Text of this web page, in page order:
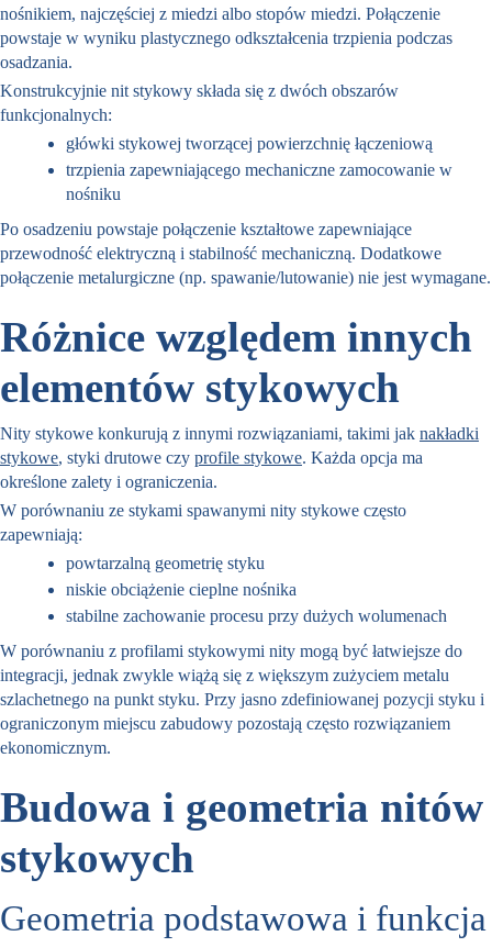
nośnikiem, najczęściej z miedzi albo stopów miedzi. Połączenie
powstaje w wyniku plastycznego odkształcenia trzpienia podczas
osadzania.
Konstrukcyjnie nit stykowy składa się z dwóch obszarów
funkcjonalnych:
główki stykowej tworzącej powierzchnię łączeniową
trzpienia zapewniającego mechaniczne zamocowanie w
nośniku
Po osadzeniu powstaje połączenie kształtowe zapewniające
przewodność elektryczną i stabilność mechaniczną. Dodatkowe
połączenie metalurgiczne (np. spawanie/lutowanie) nie jest wymagane.
Różnice względem innych
elementów stykowych
Nity stykowe konkurują z innymi rozwiązaniami, takimi jak nakładki
stykowe, styki drutowe czy profile stykowe. Każda opcja ma
określone zalety i ograniczenia.
W porównaniu ze stykami spawanymi nity stykowe często
zapewniają:
powtarzalną geometrię styku
niskie obciążenie cieplne nośnika
stabilne zachowanie procesu przy dużych wolumenach
W porównaniu z profilami stykowymi nity mogą być łatwiejsze do
integracji, jednak zwykle wiążą się z większym zużyciem metalu
szlachetnego na punkt styku. Przy jasno zdefiniowanej pozycji styku i
ograniczonym miejscu zabudowy pozostają często rozwiązaniem
ekonomicznym.
Budowa i geometria nitów
stykowych
Geometria podstawowa i funkcja